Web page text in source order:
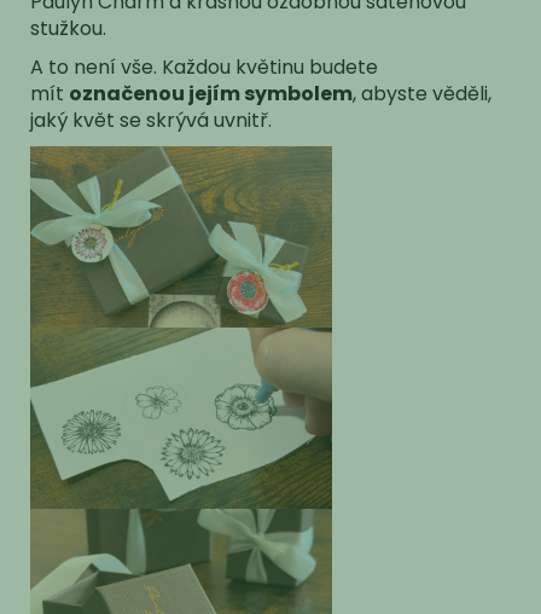
stužkou.
A to není vše. Každou květinu budete
mít označenou jejím symbolem, abyste věděli,
jaký květ se skrývá uvnitř.